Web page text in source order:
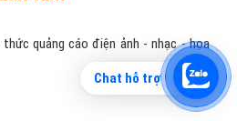
quảng cáo điện ảnh - nhạc - họa
Chat hỗ trợ